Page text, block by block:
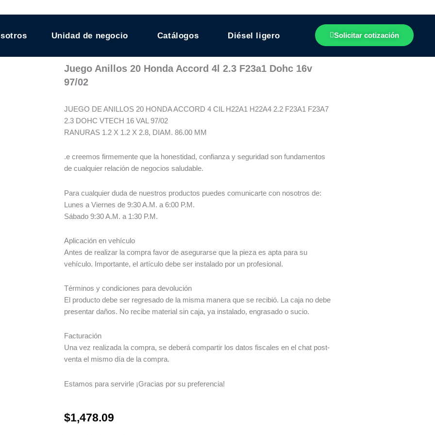
Unidad de negocio Catálogos Diésel ligero Solicitar cotización
Juego Anillos 20 Honda Accord 4l 2.3 F23a1 Dohc 16v
97/02
JUEGO DE ANILLOS 20 HONDA ACCORD 4 CIL H22A1 H22A4 2.2 F23A1 F23A7
2.3 DOHC VTECH 16 VAL 97/02
RANURAS 1.2 X 1.2 X 2.8, DIAM. 86.00 MM
.e creemos firmemente que la honestidad, confianza y seguridad son fundamentos
de cualquier relación de negocios saludable.
Para cualquier duda de nuestros productos puedes comunicarte con nosotros de:
Lunes a Viernes de 9:30 A.M. a 6:00 P.M.
Sábado 9:30 A.M. a 1:30 P.M.
Aplicación en vehículo
Antes de realizar la compra favor de asegurarse que la pieza es apta para su
vehículo. Importante, el artículo debe ser instalado por un profesional.
Términos y condiciones para devolución
El producto debe ser regresado de la misma manera que se recibió. La caja no debe
presentar daños. No recibe material sin caja, ya instalado, engrasado o sucio.
Facturación
Una vez realizada la compra, se deberá compartir los datos fiscales en el chat post-
venta el mismo día de la compra.
Estamos para servirle ¡Gracias por su preferencia!
$1,478.09